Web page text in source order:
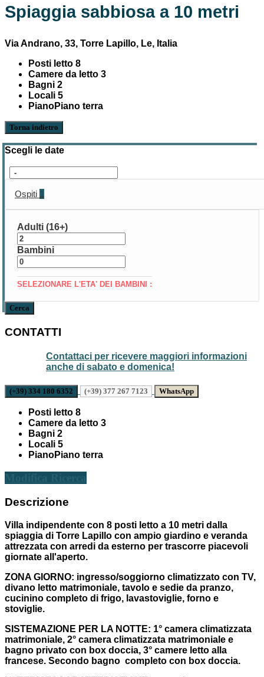
Spiaggia sabbiosa a 10 metri
Via Andrano, 33, Torre Lapillo, Le, Italia
Posti letto 8
Camere da letto 3
Bagni 2
Locali 5
PianoPiano terra
Torna indietro
Scegli le date
Ospiti 1
Adulti (16+)
Bambini
SELEZIONARE L'ETA' DEI BAMBINI :
Cerca
CONTATTI
Contattaci per ricevere maggiori informazioni
anche di sabato e domenica!
(+39) 334 180 6352 (+39) 377 267 7123 WhatsApp
Posti letto 8
Camere da letto 3
Bagni 2
Locali 5
PianoPiano terra
Descrizione
Villa indipendente con 8 posti letto a 10 metri dalla
spiaggia di Torre Lapillo con ampio giardino e veranda
attrezzata con arredi da esterno per trascorre piacevoli
giornate all'aperto.
ZONA GIORNO: ingresso/soggiorno climatizzato con TV,
divano letto matrimoniale, tavolo e sedie da pranzo,
cucinino completo di frigo, lavastoviglie, forno e
stoviglie.
SISTEMAZIONE PER LA NOTTE: 1° camera climatizzata
matrimoniale, 2° camera climatizzata matrimoniale e
bagno privato con box doccia, 3° camere letto alla
francese. Secondo bagno completo con box doccia.